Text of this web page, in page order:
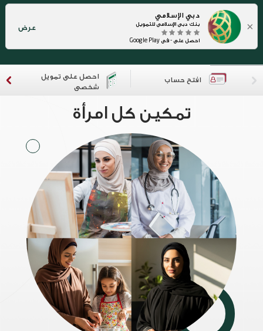
×
دبي الإسلامي
بنك دبي الإسلامي للتمويل
احصل على - في Google Play
عرض
افتح حساب
احصل على تمويل
شخصي
تمكين كل امرأة